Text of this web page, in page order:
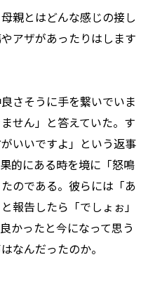
親とはどんな感じの接し
アザがあったりはします
さそうに手を繋いでいま
せん」と答えていた。す
いいですよ」という返事
的にある時を境に「怒鳴
のである。彼らには「あ
報告したら「でしょぉ」
かったと今になって思う
なんだったのか。